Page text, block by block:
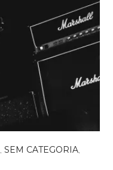
,SEM CATEGORIA,